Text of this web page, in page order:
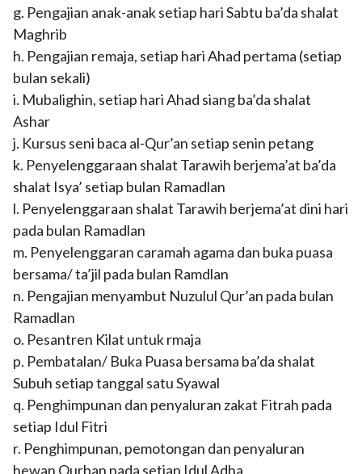
g. Pengajian anak-anak setiap hari Sabtu ba’da shalat
Maghrib
h. Pengajian remaja, setiap hari Ahad pertama (setiap
bulan sekali)
i. Mubalighin, setiap hari Ahad siang ba’da shalat
Ashar
j. Kursus seni baca al-Qur’an setiap senin petang
k. Penyelenggaraan shalat Tarawih berjema’at ba’da
shalat Isya’ setiap bulan Ramadlan
l. Penyelenggaraan shalat Tarawih berjema’at dini hari
pada bulan Ramadlan
m. Penyelenggaran caramah agama dan buka puasa
bersama/ ta’jil pada bulan Ramdlan
n. Pengajian menyambut Nuzulul Qur’an pada bulan
Ramadlan
o. Pesantren Kilat untuk rmaja
p. Pembatalan/ Buka Puasa bersama ba’da shalat
Subuh setiap tanggal satu Syawal
q. Penghimpunan dan penyaluran zakat Fitrah pada
setiap Idul Fitri
r. Penghimpunan, pemotongan dan penyaluran
hewan Qurban pada setiap Idul Adha